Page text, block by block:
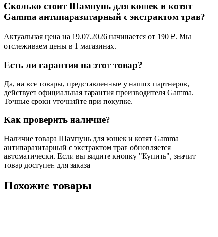
Сколько стоит Шампунь для кошек и котят
Gamma антипаразитарный с экстрактом трав?
Актуальная цена на 19.07.2026 начинается от 190 ₽. Мы
отслеживаем цены в 1 магазинах.
Есть ли гарантия на этот товар?
Да, на все товары, представленные у наших партнеров,
действует официальная гарантия производителя Gamma.
Точные сроки уточняйте при покупке.
Как проверить наличие?
Наличие товара Шампунь для кошек и котят Gamma
антипаразитарный с экстрактом трав обновляется
автоматически. Если вы видите кнопку "Купить", значит
товар доступен для заказа.
Похожие товары